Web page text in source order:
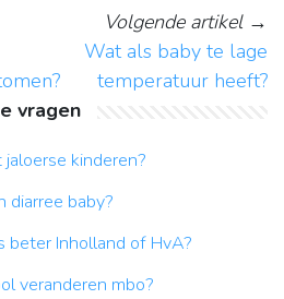
Volgende artikel→
Wat als baby te lage
temperatuur heeft?
vragen
kinderen?
baby?
beter Inholland of HvA?
veranderen mbo?